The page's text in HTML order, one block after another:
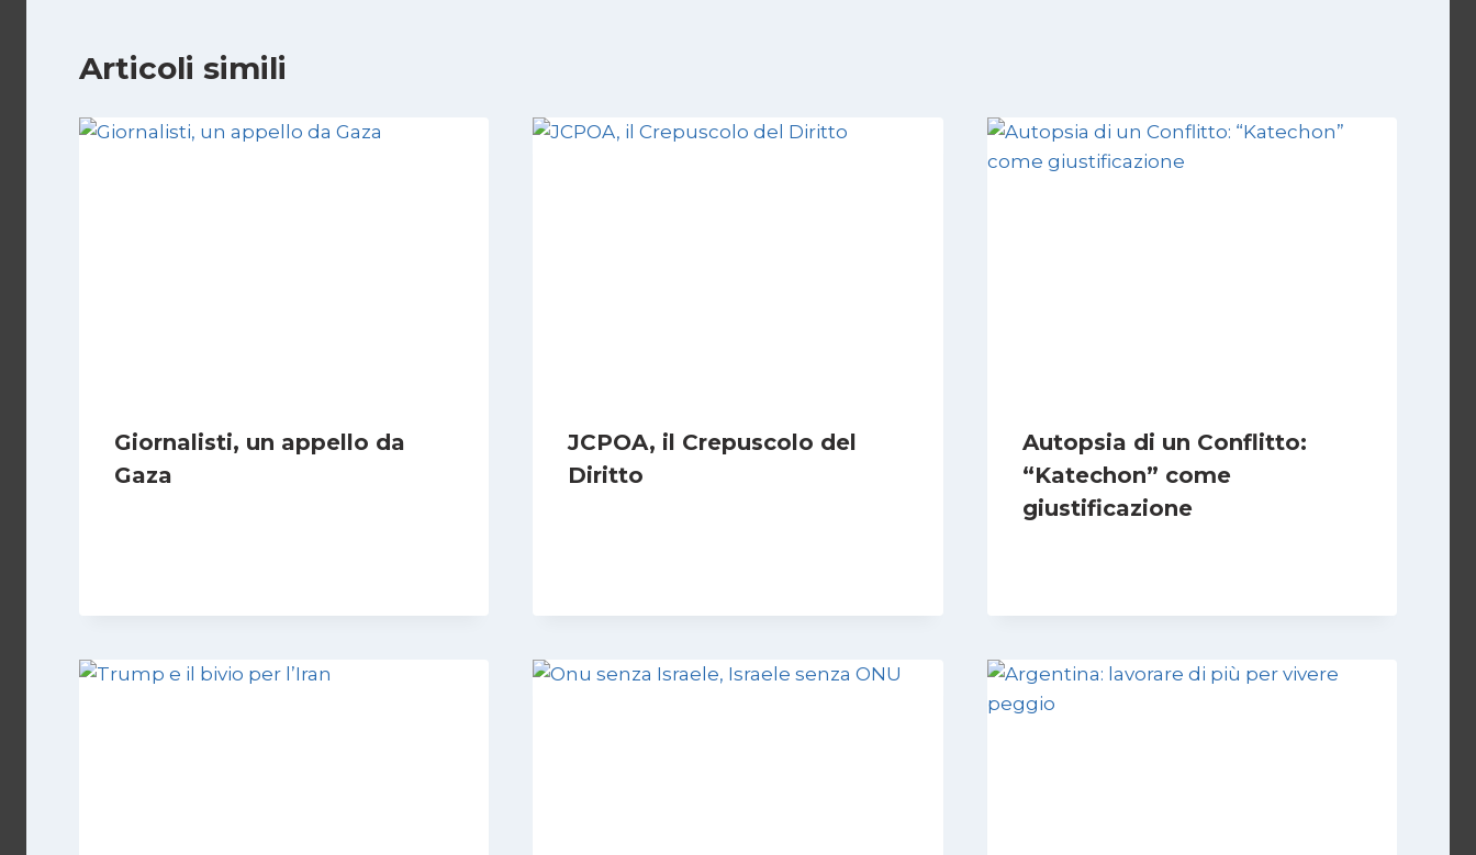
Articoli simili
Giornalisti, un appello da
Gaza
JCPOA, il Crepuscolo del
Diritto
Autopsia di un Conflitto:
“Katechon” come
giustificazione